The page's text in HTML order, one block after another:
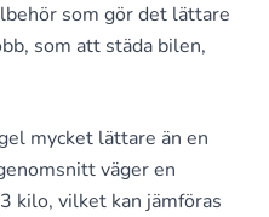
som gör det lättare
som att städa bilen,
mycket lättare än en
väger en
kilo, vilket kan jämföras